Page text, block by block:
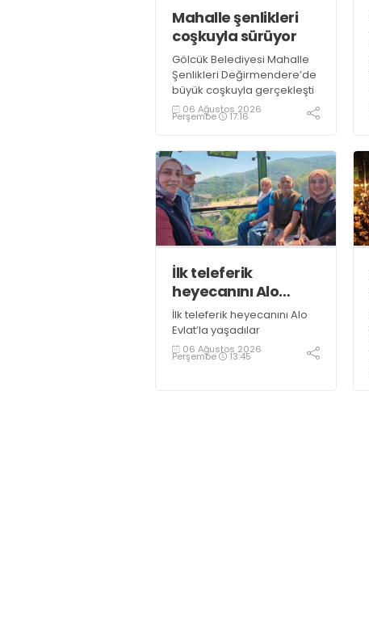
Mahalle şenlikleri
coşkuyla sürüyor
Gölcük Belediyesi Mahalle
Şenlikleri Değirmendere’de
büyük coşkuyla gerçekleşti
06 Ağustos 2026
Perşembe 17:16
İlk teleferik
heyecanını Alo
Evlat’la yaşadılar
İlk teleferik heyecanını Alo
Evlat’la yaşadılar
06 Ağustos 2026
Perşembe 13:45